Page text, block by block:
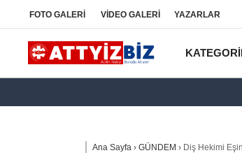
FOTO GALERİ VİDEO GALERİ YAZARLAR
Ana Sayfa › GÜNDEM › Diş Hekimi